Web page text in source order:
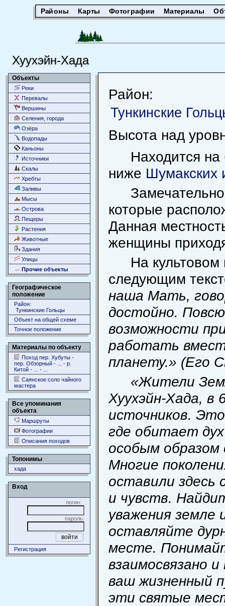
Районы Карты Фотографии Материалы
Хуухэйн-Хада
Объекты
Реки
Перевалы
Вершины
Селения, города
Озёра
Водопады
Каньоны
Источники
Скалы
Хребты
Заливы
Мысы
Острова
Пещеры
Растения
Животные
Здания
Улицы
Прочие объекты
Географическое
положение
Район:
Тункинские Гольцы
Объект на общей схеме
Точное положение
Материалы по объекту
Поход пер. Хубуты -
пер. Обзорный - ... - р.
Китой - ... - ...
Саянское соло чайного
мастера
Все упоминания
объекта
Маршруты
Фотографии
Описания походов
Топонимы
хада
Вход
логин:
пароль:
Регистрация
Район:
Тункинские
Высота над
Находится
ниже Шумакских
которые
Данная
женщины
На культовом
следующим
наша Мать,
достойно.
возможности
работать
планету.» (Его
«Жители
Хуухэйн-Хада, в
источников.
где обитает
особым
Многие
оставили здесь
и чувств.
уважения земле
оставляйте
месте.
взаимосвязано
ваш жизненный
эти святые